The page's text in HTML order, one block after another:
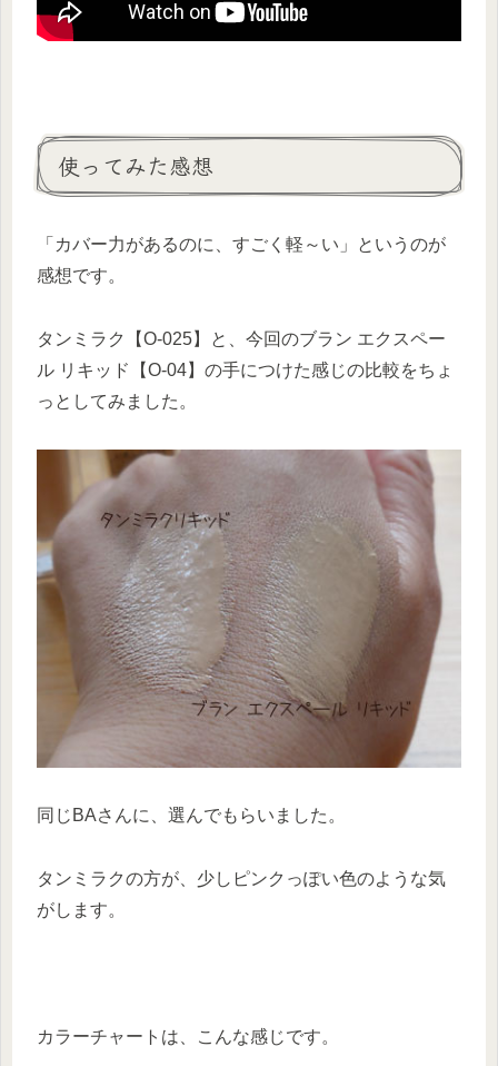
使ってみた感想
「カバー力があるのに、すごく軽～い」というのが
感想です。
タンミラク【O-025】と、今回のブラン エクスペー
ル リキッド【O-04】の手につけた感じの比較をちょ
っとしてみました。
同じBAさんに、選んでもらいました。
タンミラクの方が、少しピンクっぽい色のような気
がします。
カラーチャートは、こんな感じです。